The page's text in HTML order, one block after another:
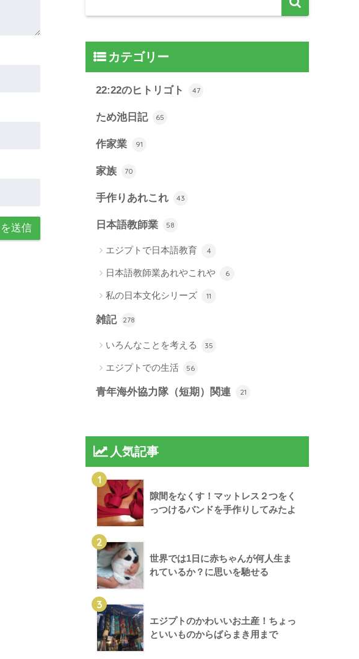
カテゴリー
22:22のヒトリゴト 47
ため池日記 65
作家業 91
家族 70
手作りあれこれ 43
日本語教師業 58
エジプトで日本語教育 4
日本語教師業あれやこれや 6
私の日本文化シリーズ 11
雑記 278
いろんなことを考える 35
エジプトでの生活 56
青年海外協力隊（短期）関連 21
人気記事
1
隙間をなくす！マットレス２つをく
っつけるバンドを手作りしてみたよ
2
世界では1日に赤ちゃんが何人生ま
れているか？に思いを馳せる
3
エジプトのかわいいお土産！ちょっ
といいものからばらまき用まで